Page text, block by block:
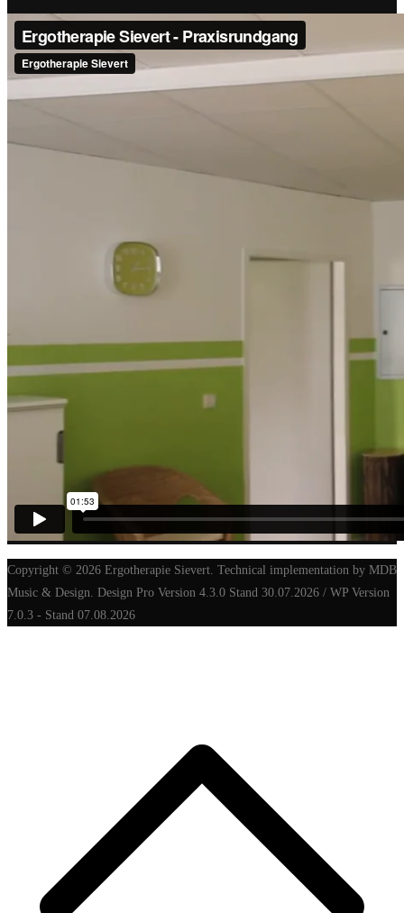
Copyright © 2026 Ergotherapie Sievert. Technical implementation by MDB
Music & Design. Design Pro Version 4.3.0 Stand 30.07.2026 / WP Version
7.0.3 - Stand 07.08.2026